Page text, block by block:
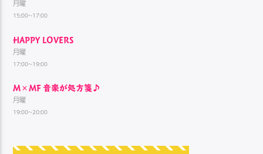
月曜
15:00~17:00
HAPPY LOVERS
月曜
17:00~19:00
M×MF 音楽が処方箋♪
月曜
19:00~20:00